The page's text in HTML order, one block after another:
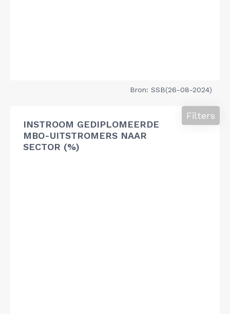
Bron: SSB(26-08-2024)
INSTROOM GEDIPLOMEERDE
MBO-UITSTROMERS NAAR
SECTOR (%)
Filters